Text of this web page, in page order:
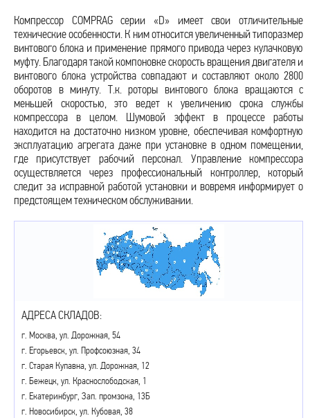
Компрессор COMPRAG серии «D» имеет свои отличительные
технические особенности. К ним относится увеличенный типоразмер
винтового блока и применение прямого привода через кулачковую
муфту. Благодаря такой компоновке скорость вращения двигателя и
винтового блока устройства совпадают и составляют около 2800
оборотов в минуту. Т.к. роторы винтового блока вращаются с
меньшей скоростью, это ведет к увеличению срока службы
компрессора в целом. Шумовой эффект в процессе работы
находится на достаточно низком уровне, обеспечивая комфортную
эксплуатацию агрегата даже при установке в одном помещении,
где присутствует рабочий персонал. Управление компрессора
осуществляется через профессиональный контроллер, который
следит за исправной работой установки и вовремя информирует о
предстоящем техническом обслуживании.
АДРЕСА СКЛАДОВ:
г. Москва, ул. Дорожная, 54
г. Егорьевск, ул. Профсоюзная, 34
г. Старая Купавна, ул. Дорожная, 12
г. Бежецк, ул. Краснослободская, 1
г. Екатеринбург, Зап. промзона, 13Б
г. Новосибирск, ул. Кубовая, 38